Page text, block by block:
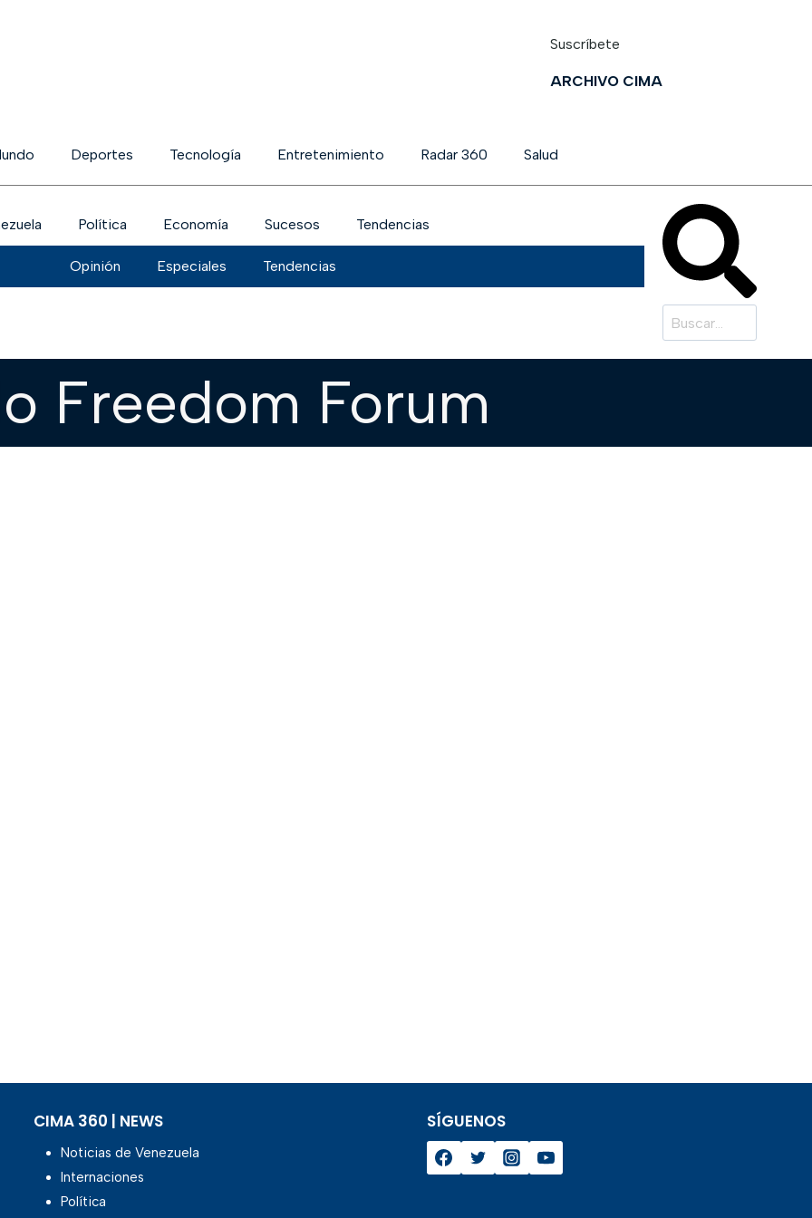
Suscríbete
ARCHIVO CIMA
Deportes Tecnología Entretenimiento Radar 360 Salud
Política Economía Sucesos Tendencias
Opinión Especiales Tendencias
Freedom Forum
CIMA 360 | NEWS
Noticias de Venezuela
Internaciones
Política
SÍGUENOS